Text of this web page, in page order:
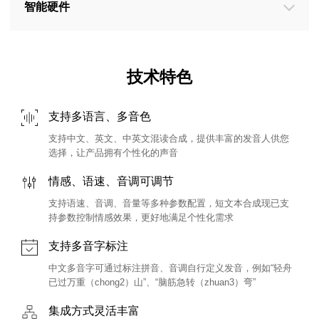
智能硬件
技术特色
支持多语言、多音色
支持中文、英文、中英文混读合成，提供丰富的发音人供您
选择，让产品拥有个性化的声音
情感、语速、音调可调节
支持语速、音调、音量等多种参数配置，短文本合成现已支
持参数控制情感效果，更好地满足个性化需求
支持多音字标注
中文多音字可通过标注拼音、音调自行定义发音，例如“轻舟
已过万重（chong2）山”、“脑筋急转（zhuan3）弯”
集成方式灵活丰富